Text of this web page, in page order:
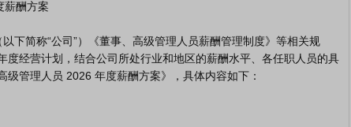
度经营计划，结合公司所处行业和地区的薪酬水平、各任职人员的具
管理人员 2026 年度薪酬方案》，具体内容如下：